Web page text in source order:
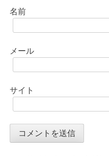
名前
メール
サイト